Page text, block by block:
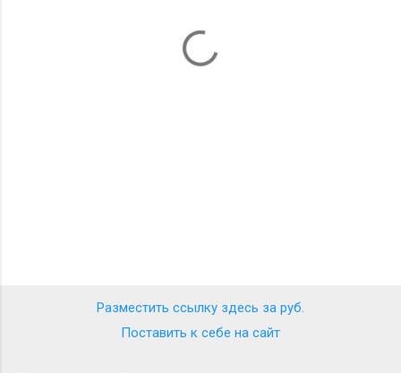
Разместить ссылку здесь за руб.
Поставить к себе на сайт